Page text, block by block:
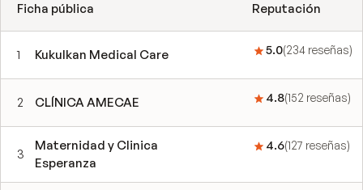
Ficha pública Reputación
1 Kukulkan Medical Care 5.0(234 reseñas)
2 CLÍNICA AMECAE 4.8(152 reseñas)
3
Maternidad y Clinica
Esperanza
4.6(127 reseñas)